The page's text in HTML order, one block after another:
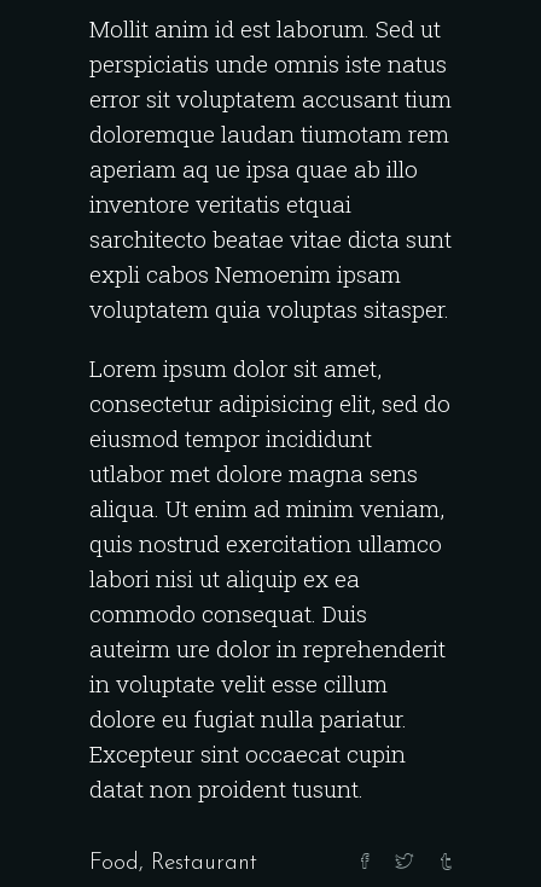
Mollit anim id est laborum. Sed ut
perspiciatis unde omnis iste natus
error sit voluptatem accusant tium
doloremque laudan tiumotam rem
aperiam aq ue ipsa quae ab illo
inventore veritatis etquai
sarchitecto beatae vitae dicta sunt
expli cabos Nemoenim ipsam
voluptatem quia voluptas sitasper.
Lorem ipsum dolor sit amet,
consectetur adipisicing elit, sed do
eiusmod tempor incididunt
utlabor met dolore magna sens
aliqua. Ut enim ad minim veniam,
quis nostrud exercitation ullamco
labori nisi ut aliquip ex ea
commodo consequat. Duis
auteirm ure dolor in reprehenderit
in voluptate velit esse cillum
dolore eu fugiat nulla pariatur.
Excepteur sint occaecat cupin
datat non proident tusunt.
Food, Restaurant